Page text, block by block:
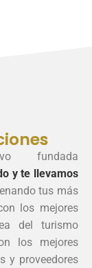
fundada
y te llevamos
tus más
los mejores
del turismo
los mejores
y proveedores